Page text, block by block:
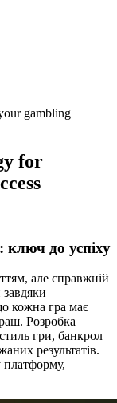
gambling
for
ключ до успіху
але справжній
кожна гра має
Розробка
стиль гри, банкрол
результатів.
платформу,